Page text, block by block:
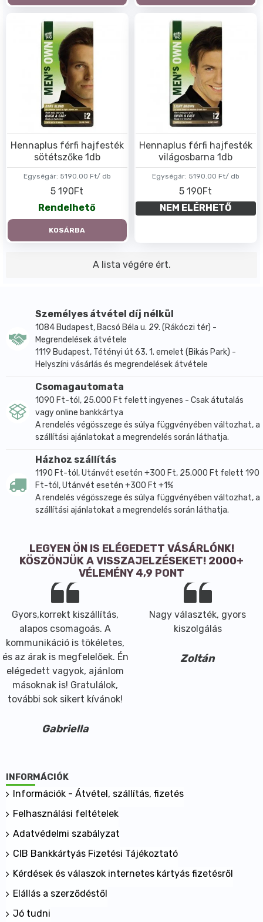
Egységár: 5190.00 Ft/ db
Hennaplus férfi hajfesték
sötétszőke 1db
5 190Ft
Rendelhető
KOSÁRBA
Egységár: 5190.00 Ft/ db
Hennaplus férfi hajfesték
világosbarna 1db
5 190Ft
NEM ELÉRHETŐ
A lista végére ért.
Személyes átvétel díj nélkül
1084 Budapest, Bacsó Béla u. 29. (Rákóczi tér) -
Megrendelések átvétele
1119 Budapest, Tétényi út 63. 1. emelet (Bikás Park) -
Helyszíni vásárlás és megrendelések átvétele
Csomagautomata
1090 Ft-tól, 25.000 Ft felett ingyenes - Csak átutalás
vagy online bankkártya
A rendelés végösszege és súlya függvényében változhat, a
szállítási ajánlatokat a megrendelés során láthatja.
Házhoz szállítás
1190 Ft-tól, Utánvét esetén +300 Ft, 25.000 Ft felett 190
Ft-tól, Utánvét esetén +300 Ft +1%
A rendelés végösszege és súlya függvényében változhat, a
szállítási ajánlatokat a megrendelés során láthatja.
LEGYEN ÖN IS ELÉGEDETT VÁSÁRLÓNK!
KÖSZÖNJÜK A VISSZAJELZÉSEKET! 2000+
VÉLEMÉNY 4,9 PONT
Gyors,korrekt kiszállítás,
alapos csomagoás. A
kommunikáció is tökéletes,
és az árak is megfelelőek. Én
elégedett vagyok, ajánlom
másoknak is! Gratulálok,
további sok sikert kívánok!
Gabriella
Nagy választék, gyors
kiszolgálás
Zoltán
INFORMÁCIÓK
Információk - Átvétel, szállítás, fizetés
Felhasználási feltételek
Adatvédelmi szabályzat
CIB Bankkártyás Fizetési Tájékoztató
Kérdések és válaszok internetes kártyás fizetésről
Elállás a szerződéstől
Jó tudni